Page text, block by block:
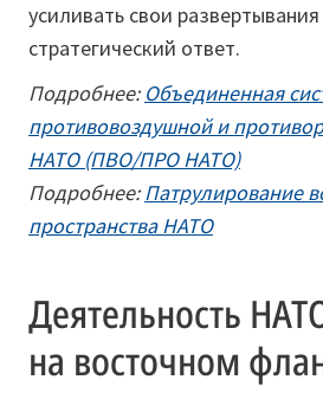
усиливать свои
стратегический ответ.
Подробнее:Объединенная
противовоздушной и
НАТО (ПВО/ПРО НАТО)
Подробнее:Патрулирование
пространства НАТО
Деятельность
на восточном